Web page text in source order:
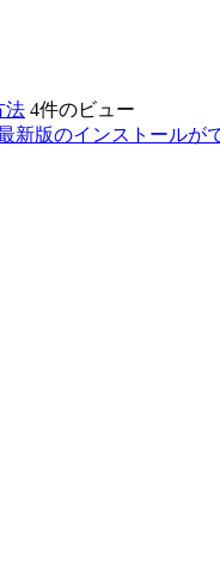
法 4件のビュー
新版のインストール